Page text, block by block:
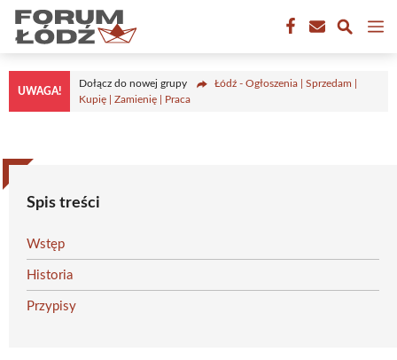
Przejdź
treści
UWAGA!
Dołącz do nowej grupy
Łódź - Ogłoszenia | Sprzedam |
Kupię | Zamienię | Praca
Spis treści
Wstęp
Historia
Przypisy